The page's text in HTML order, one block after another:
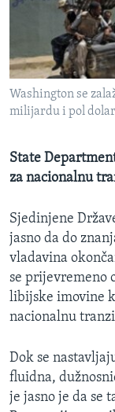
MAGAZIN
O GLASU
Learning English
Washington se
milijardu i pol
State
za nacionalnu
Sjedinjene
jasno da do
vladavina
se prijevremeno
libijske imovine
nacionalnu
Dok se
fluidna,
je jasno je da se